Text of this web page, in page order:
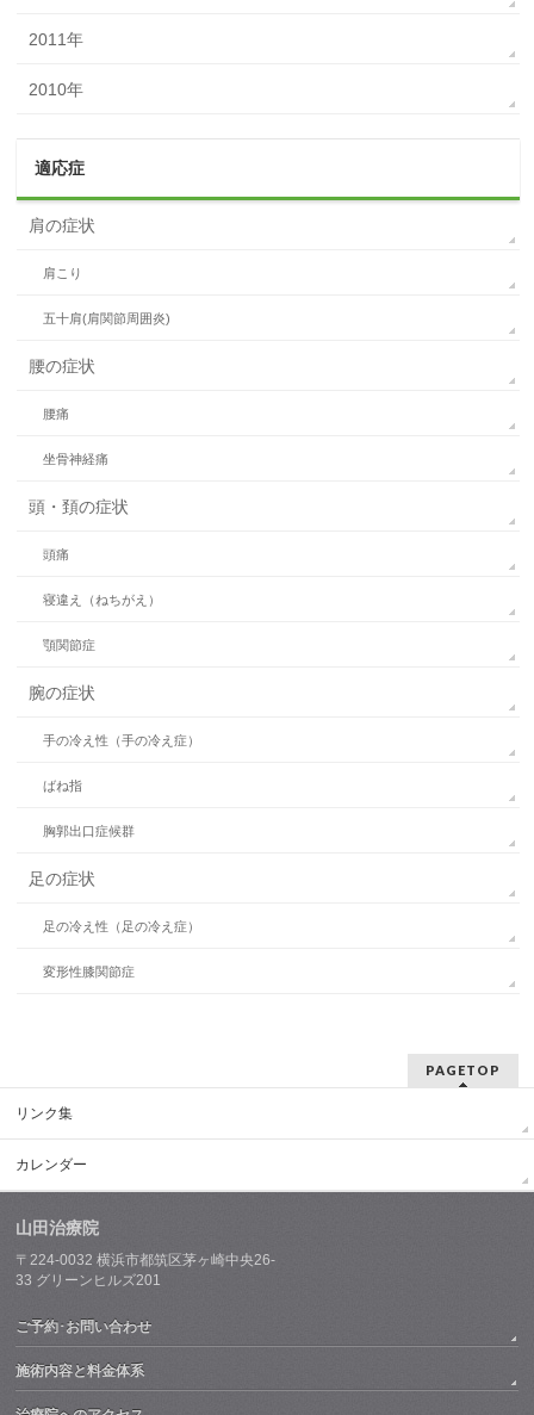
2011年
2010年
適応症
肩の症状
肩こり
五十肩(肩関節周囲炎)
腰の症状
腰痛
坐骨神経痛
頭・頚の症状
頭痛
寝違え（ねちがえ）
顎関節症
腕の症状
手の冷え性（手の冷え症）
ばね指
胸郭出口症候群
足の症状
足の冷え性（足の冷え症）
変形性膝関節症
PAGETOP
リンク集
カレンダー
山田治療院
〒224-0032 横浜市都筑区茅ヶ崎中央26-
33 グリーンヒルズ201
ご予約･お問い合わせ
施術内容と料金体系